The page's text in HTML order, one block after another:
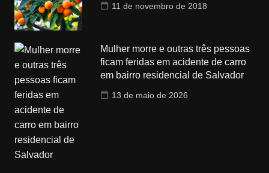
11 de novembro de 2018
Mulher morre e outras três pessoas
ficam feridas em acidente de carro
em bairro residencial de Salvador
13 de maio de 2026